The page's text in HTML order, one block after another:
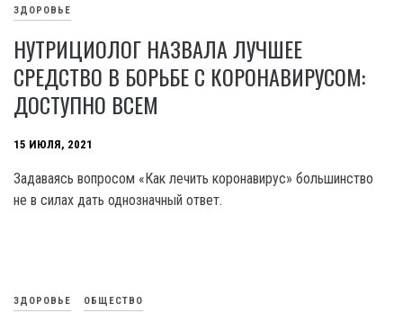
ЗДОРОВЬЕ
НУТРИЦИОЛОГ НАЗВАЛА ЛУЧШЕЕ
СРЕДСТВО В БОРЬБЕ С КОРОНАВИРУСОМ:
ДОСТУПНО ВСЕМ
15 ИЮЛЯ, 2021
Задаваясь вопросом «Как лечить коронавирус» большинство
не в силах дать однозначный ответ.
ЗДОРОВЬЕ ОБЩЕСТВО